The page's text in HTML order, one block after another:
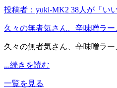
投稿者：yuki-MK2 38人が「い
久々の無者気さん、辛味噌ラ
久々の無者気さん、辛味噌ラ
...続きを読む
一覧を見る